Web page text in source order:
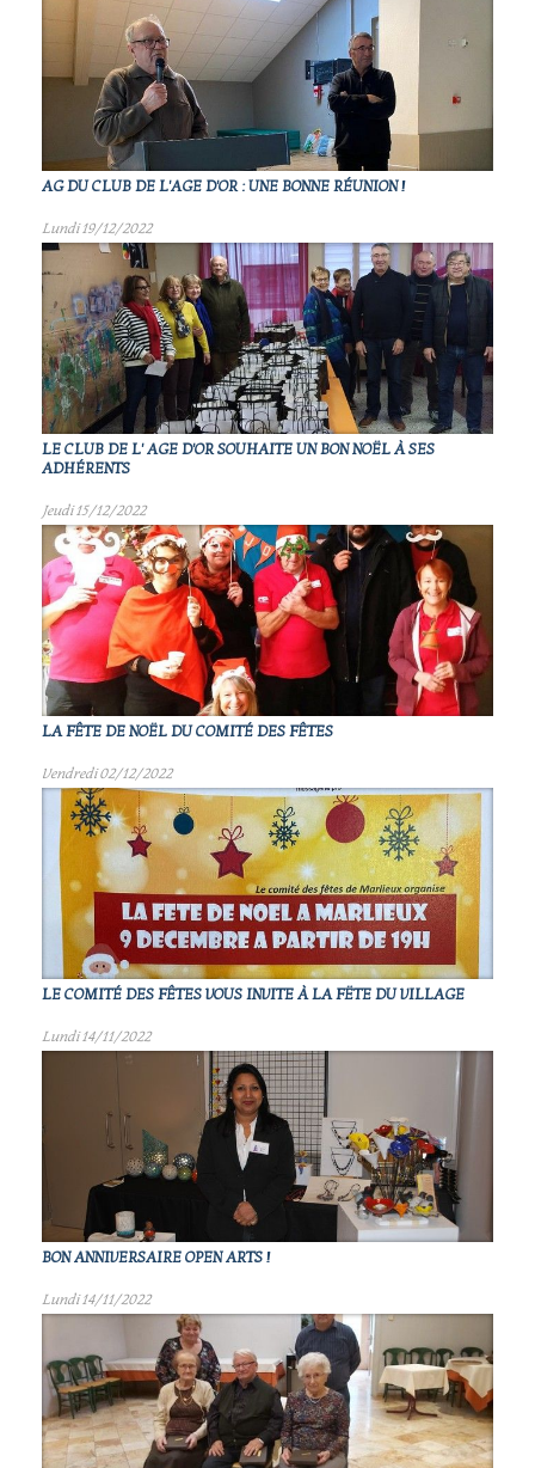
AG DU CLUB DE L'AGE D'OR : UNE BONNE RÉUNION !
Lundi 19/12/2022
LE CLUB DE L' AGE D'OR SOUHAITE UN BON NOËL À SES
ADHÉRENTS
Jeudi 15/12/2022
LA FÊTE DE NOËL DU COMITÉ DES FÊTES
Vendredi 02/12/2022
LE COMITÉ DES FÊTES VOUS INVITE À LA FËTE DU VILLAGE
Lundi 14/11/2022
BON ANNIVERSAIRE OPEN ARTS !
Lundi 14/11/2022